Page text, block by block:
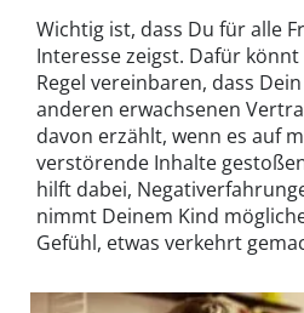
Wichtig ist, dass Du für alle
Interesse zeigst. Dafür
Regel vereinbaren, dass
anderen erwachsenen
davon erzählt, wenn es auf
verstörende Inhalte
hilft dabei,
nimmt Deinem Kind
Gefühl, etwas verkehrt